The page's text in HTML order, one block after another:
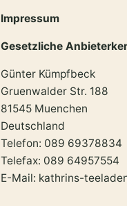
Impressum
Gesetzliche
Günter Kümpfbeck
Gruenwalder Str. 188
81545 Muenchen
Deutschland
Telefon: 089 69378834
Telefax: 089 64957554
E-Mail: kathrins-